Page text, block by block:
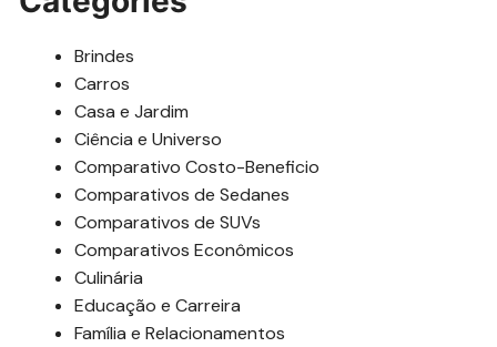
Brindes
Carros
Casa e Jardim
Ciência e Universo
Comparativo Costo-Beneficio
Comparativos de Sedanes
Comparativos de SUVs
Comparativos Econômicos
Culinária
Educação e Carreira
Família e Relacionamentos